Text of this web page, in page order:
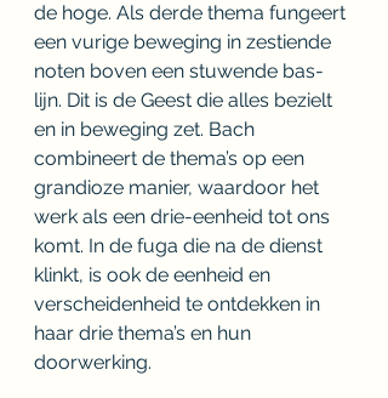
de hoge. Als derde thema fungeert
een vurige beweging in zestiende
noten boven een stuwende bas-
lijn. Dit is de Geest die alles bezielt
en in beweging zet. Bach
combineert de thema’s op een
grandioze manier, waardoor het
werk als een drie-eenheid tot ons
komt. In de fuga die na de dienst
klinkt, is ook de eenheid en
verscheidenheid te ontdekken in
haar drie thema’s en hun
doorwerking.